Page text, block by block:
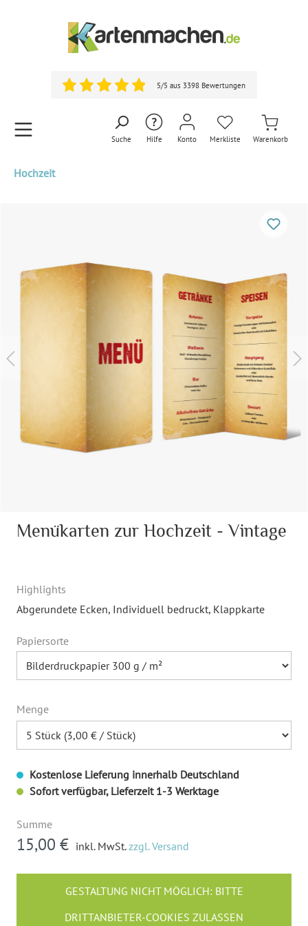
5/5 aus 3398 Bewertungen
Suche Hilfe Konto Merkliste Warenkorb
Hochzeit
Menükarten zur Hochzeit - Vintage
Highlights
Abgerundete Ecken, Individuell bedruckt, Klappkarte
Papiersorte
Menge
Kostenlose Lieferung innerhalb Deutschland
Sofort verfügbar, Lieferzeit 1-3 Werktage
Summe
15,00 € inkl. MwSt.zzgl. Versand
GESTALTUNG NICHT MÖGLICH: BITTE
DRITTANBIETER-COOKIES ZULASSEN